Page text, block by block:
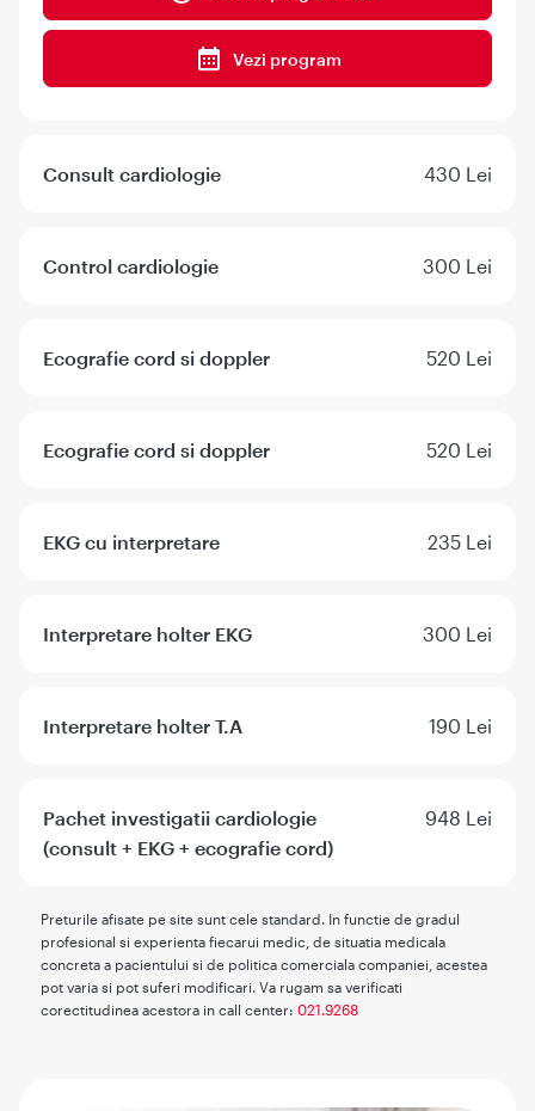
Vezi program
Consult cardiologie 430 Lei
Control cardiologie 300 Lei
Ecografie cord si doppler 520 Lei
Ecografie cord si doppler 520 Lei
EKG cu interpretare 235 Lei
Interpretare holter EKG 300 Lei
Interpretare holter T.A 190 Lei
Pachet investigatii cardiologie
(consult + EKG + ecografie cord)
948 Lei
Preturile afisate pe site sunt cele standard. In functie de gradul
profesional si experienta fiecarui medic, de situatia medicala
concreta a pacientului si de politica comerciala companiei, acestea
pot varia si pot suferi modificari. Va rugam sa verificati
corectitudinea acestora in call center: 021.9268